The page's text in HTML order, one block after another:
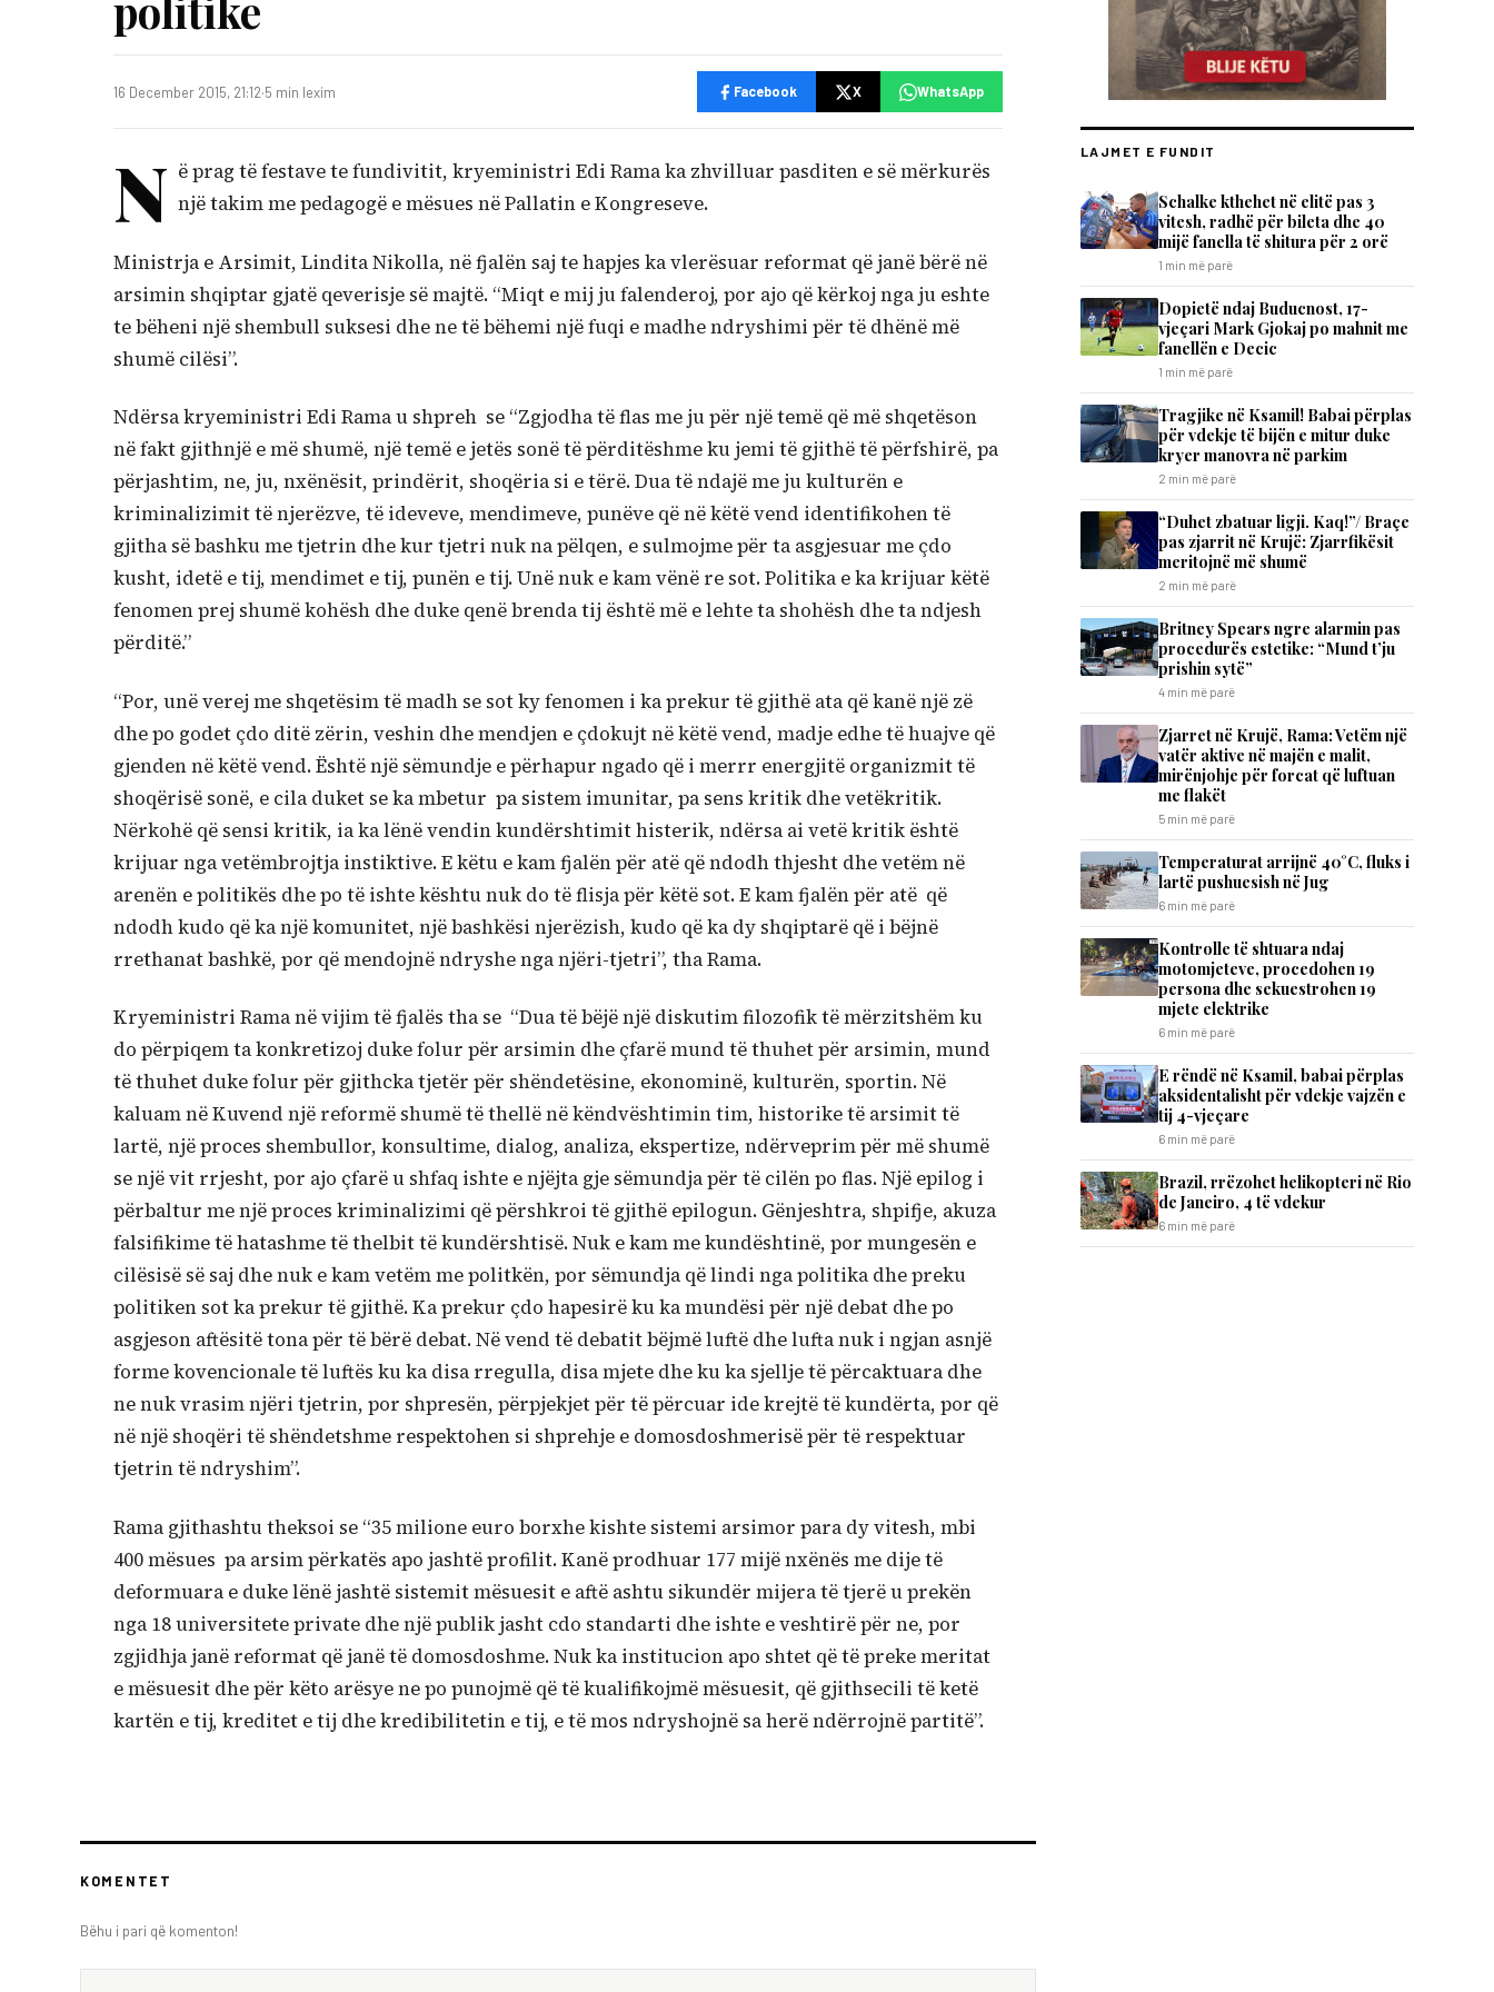
16 December 2015, 21:12·5 min lexim Facebook X WhatsApp
N ë prag të festave te fundivitit, kryeministri Edi Rama ka zhvilluar pasditen e së mërkurës
një takim me pedagogë e mësues në Pallatin e Kongreseve.
Ministrja e Arsimit, Lindita Nikolla, në fjalën saj te hapjes ka vlerësuar reformat që janë bërë në
arsimin shqiptar gjatë qeverisje së majtë. “Miqt e mij ju falenderoj, por ajo që kërkoj nga ju eshte
te bëheni një shembull suksesi dhe ne të bëhemi një fuqi e madhe ndryshimi për të dhënë më
shumë cilësi”.
Ndërsa kryeministri Edi Rama u shpreh se “Zgjodha të flas me ju për një temë që më shqetëson
në fakt gjithnjë e më shumë, një temë e jetës sonë të përditëshme ku jemi të gjithë të përfshirë, pa
përjashtim, ne, ju, nxënësit, prindërit, shoqëria si e tërë. Dua të ndajë me ju kulturën e
kriminalizimit të njerëzve, të ideveve, mendimeve, punëve që në këtë vend identifikohen të
gjitha së bashku me tjetrin dhe kur tjetri nuk na pëlqen, e sulmojme për ta asgjesuar me çdo
kusht, idetë e tij, mendimet e tij, punën e tij. Unë nuk e kam vënë re sot. Politika e ka krijuar këtë
fenomen prej shumë kohësh dhe duke qenë brenda tij është më e lehte ta shohësh dhe ta ndjesh
përditë.”
“Por, unë verej me shqetësim të madh se sot ky fenomen i ka prekur të gjithë ata që kanë një zë
dhe po godet çdo ditë zërin, veshin dhe mendjen e çdokujt në këtë vend, madje edhe të huajve që
gjenden në këtë vend. Është një sëmundje e përhapur ngado që i merrr energjitë organizmit të
shoqërisë sonë, e cila duket se ka mbetur pa sistem imunitar, pa sens kritik dhe vetëkritik.
Nërkohë që sensi kritik, ia ka lënë vendin kundërshtimit histerik, ndërsa ai vetë kritik është
krijuar nga vetëmbrojtja instiktive. E këtu e kam fjalën për atë që ndodh thjesht dhe vetëm në
arenën e politikës dhe po të ishte kështu nuk do të flisja për këtë sot. E kam fjalën për atë që
ndodh kudo që ka një komunitet, një bashkësi njerëzish, kudo që ka dy shqiptarë që i bëjnë
rrethanat bashkë, por që mendojnë ndryshe nga njëri-tjetri”, tha Rama.
Kryeministri Rama në vijim të fjalës tha se “Dua të bëjë një diskutim filozofik të mërzitshëm ku
do përpiqem ta konkretizoj duke folur për arsimin dhe çfarë mund të thuhet për arsimin, mund
të thuhet duke folur për gjithcka tjetër për shëndetësine, ekonominë, kulturën, sportin. Në
kaluam në Kuvend një reformë shumë të thellë në këndvështimin tim, historike të arsimit të
lartë, një proces shembullor, konsultime, dialog, analiza, ekspertize, ndërveprim për më shumë
se një vit rrjesht, por ajo çfarë u shfaq ishte e njëjta gje sëmundja për të cilën po flas. Një epilog i
përbaltur me një proces kriminalizimi që përshkroi të gjithë epilogun. Gënjeshtra, shpifje, akuza
falsifikime të hatashme të thelbit të kundërshtisë. Nuk e kam me kundështinë, por mungesën e
cilësisë së saj dhe nuk e kam vetëm me politkën, por sëmundja që lindi nga politika dhe preku
politiken sot ka prekur të gjithë. Ka prekur çdo hapesirë ku ka mundësi për një debat dhe po
asgjeson aftësitë tona për të bërë debat. Në vend të debatit bëjmë luftë dhe lufta nuk i ngjan asnjë
forme kovencionale të luftës ku ka disa rregulla, disa mjete dhe ku ka sjellje të përcaktuara dhe
ne nuk vrasim njëri tjetrin, por shpresën, përpjekjet për të përcuar ide krejtë të kundërta, por që
në një shoqëri të shëndetshme respektohen si shprehje e domosdoshmerisë për të respektuar
tjetrin të ndryshim”.
Rama gjithashtu theksoi se “35 milione euro borxhe kishte sistemi arsimor para dy vitesh, mbi
400 mësues pa arsim përkatës apo jashtë profilit. Kanë prodhuar 177 mijë nxënës me dije të
deformuara e duke lënë jashtë sistemit mësuesit e aftë ashtu sikundër mijera të tjerë u prekën
nga 18 universitete private dhe një publik jasht cdo standarti dhe ishte e veshtirë për ne, por
zgjidhja janë reformat që janë të domosdoshme. Nuk ka institucion apo shtet që të preke meritat
e mësuesit dhe për këto arësye ne po punojmë që të kualifikojmë mësuesit, që gjithsecili të ketë
kartën e tij, kreditet e tij dhe kredibilitetin e tij, e të mos ndryshojnë sa herë ndërrojnë partitë”.
KOMENTET
Bëhu i pari që komenton!
LAJMET E FUNDIT
Schalke kthehet në elitë pas 3
vitesh, radhë për bileta dhe 40
mijë fanella të shitura për 2 orë
1 min më parë
Dopietë ndaj Buducnost, 17-
vjeçari Mark Gjokaj po mahnit me
fanellën e Decic
1 min më parë
Tragjike në Ksamil! Babai përplas
për vdekje të bijën e mitur duke
kryer manovra në parkim
2 min më parë
“Duhet zbatuar ligji. Kaq!”/ Braçe
pas zjarrit në Krujë: Zjarrfikësit
meritojnë më shumë
2 min më parë
Britney Spears ngre alarmin pas
procedurës estetike: “Mund t’ju
prishin sytë”
4 min më parë
Zjarret në Krujë, Rama: Vetëm një
vatër aktive në majën e malit,
mirënjohje për forcat që luftuan
me flakët
5 min më parë
Temperaturat arrijnë 40°C, fluks i
lartë pushuesish në Jug
6 min më parë
Kontrolle të shtuara ndaj
motomjeteve, procedohen 19
persona dhe sekuestrohen 19
mjete elektrike
6 min më parë
E rëndë në Ksamil, babai përplas
aksidentalisht për vdekje vajzën e
tij 4-vjeçare
6 min më parë
Brazil, rrëzohet helikopteri në Rio
de Janeiro, 4 të vdekur
6 min më parë